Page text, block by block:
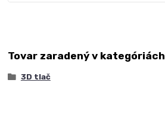
Tovar zaradený v kategóriách
3D tlač